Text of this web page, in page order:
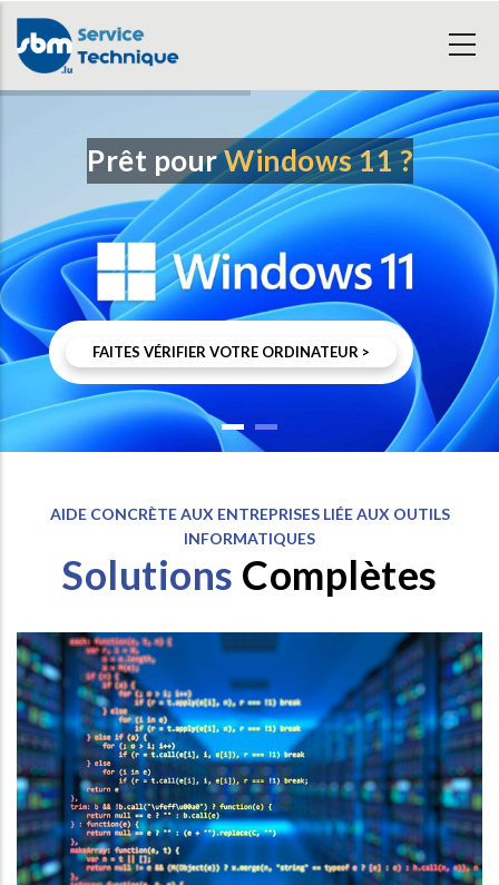
Aller
au
contenu
principal
Prêt pourWindows 11 ?
FAITES VÉRIFIER VOTRE ORDINATEUR >
AIDE CONCRÈTE AUX ENTREPRISES LIÉE AUX OUTILS
INFORMATIQUES
Solutions Complètes
Infogérance & Conseils
Nous vous aidons dans le déploiement de toute votre
infrastructure informatique ainsi que dans la gestion de
vos appareils (optimisation, maintenance, etc…).
SERVICES INFORMATIQUES >